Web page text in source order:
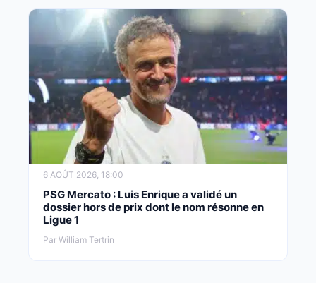
6 AOÛT 2026, 18:00
PSG Mercato : Luis Enrique a validé un
dossier hors de prix dont le nom résonne en
Ligue 1
Par William Tertrin